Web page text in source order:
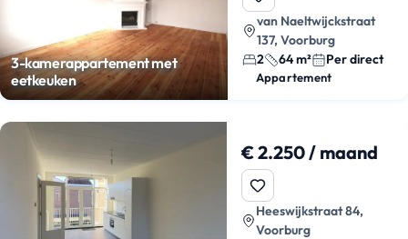
3-kamerappartement met
eetkeuken
van Naeltwijckstraat
137, Voorburg
2
64 m² Per direct
Appartement
€ 2.250 / maand
Heeswijkstraat 84,
Voorburg